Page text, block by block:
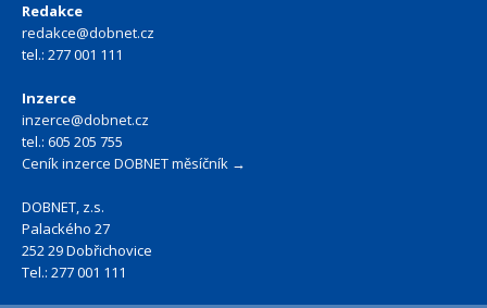
Redakce
redakce@dobnet.cz
tel.: 277 001 111
Inzerce
inzerce@dobnet.cz
tel.: 605 205 755
Ceník inzerce DOBNET měsíčník →
DOBNET, z.s.
Palackého 27
252 29 Dobřichovice
Tel.: 277 001 111